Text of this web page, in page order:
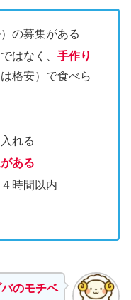
の募集がある
はなく、手作り
格安）で食べら
れる
ある
時間以内
のモチベ